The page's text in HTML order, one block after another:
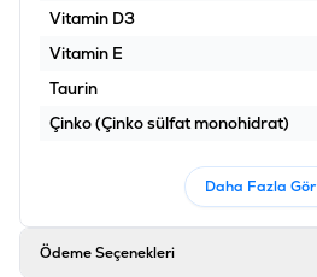
Vitamin D3
Vitamin E
Taurin
Çinko (Çinko sülfat monohidrat)
Iyot (Kalsiyum iodat anhidrat)
Selenium (Sodyum selenit)
Daha Fazla Gör
Ödeme Seçenekleri